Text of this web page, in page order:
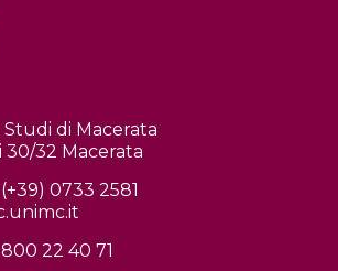
di Macerata
30/32 Macerata
0733 2581
22 40 71